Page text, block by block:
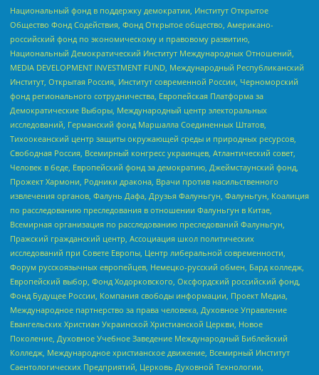
Национальный фонд в поддержку демократии, Институт Открытое
Общество Фонд Содействия, Фонд Открытое общество, Американо-
российский фонд по экономическому и правовому развитию,
Национальный Демократический Институт Международных Отношений,
MEDIA DEVELOPMENT INVESTMENT FUND, Международный Республиканский
Институт, Открытая Россия, Институт современной России, Черноморский
фонд регионального сотрудничества, Европейская Платформа за
Демократические Выборы, Международный центр электоральных
исследований, Германский фонд Маршалла Соединенных Штатов,
Тихоокеанский центр защиты окружающей среды и природных ресурсов,
Свободная Россия, Всемирный конгресс украинцев, Атлантический совет,
Человек в беде, Европейский фонд за демократию, Джеймстаунский фонд,
Прожект Хармони, Родники дракона, Врачи против насильственного
извлечения органов, Фалунь Дафа, Друзья Фалуньгун, Фалуньгун, Коалиция
по расследованию преследования в отношении Фалуньгун в Китае,
Всемирная организация по расследованию преследований Фалуньгун,
Пражский гражданский центр, Ассоциация школ политических
исследований при Совете Европы, Центр либеральной современности,
Форум русскоязычных европейцев, Немецко-русский обмен, Бард колледж,
Европейский выбор, Фонд Ходорковского, Оксфордский российский фонд,
Фонд Будущее России, Компания свободы информации, Проект Медиа,
Международное партнерство за права человека, Духовное Управление
Евангельских Христиан Украинской Христианской Церкви, Новое
Поколение, Духовное Учебное Заведение Международный Библейский
Колледж, Международное христианское движение, Всемирный Институт
Саентологических Предприятий, Церковь Духовной Технологии,